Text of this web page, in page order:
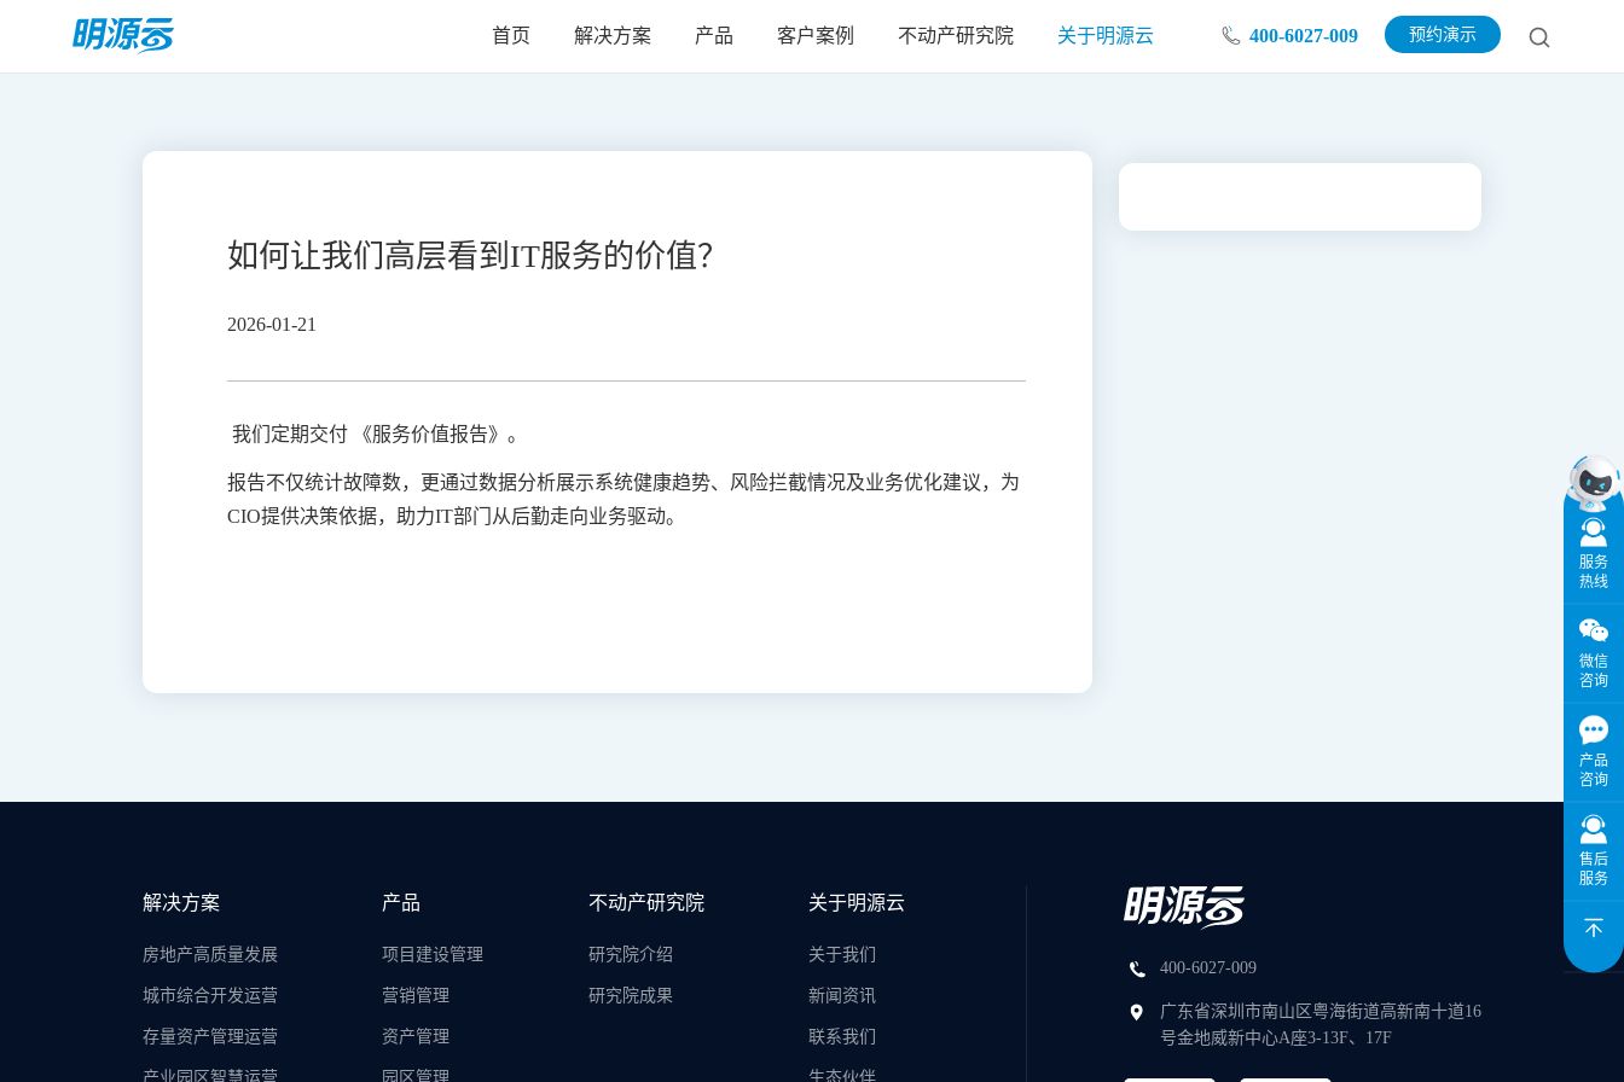
首页 解决方案 产品 客户案例 不动产研究院 关于明源云 400-6027-009 预约演示
如何让我们高层看到IT服务的价值？
2026-01-21
我们定期交付 《服务价值报告》。
报告不仅统计故障数，更通过数据分析展示系统健康趋势、风险拦截情况及业务优化建议，为
CIO提供决策依据，助力IT部门从后勤走向业务驱动。
解决方案
房地产高质量发展
城市综合开发运营
存量资产管理运营
产业园区智慧运营
产品
项目建设管理
营销管理
资产管理
园区管理
不动产研究院
研究院介绍
研究院成果
关于明源云
关于我们
新闻资讯
联系我们
生态伙伴
400-6027-009
广东省深圳市南山区粤海街道高新南十道16
号金地威新中心A座3-13F、17F
服务
热线
微信
咨询
产品
咨询
售后
服务